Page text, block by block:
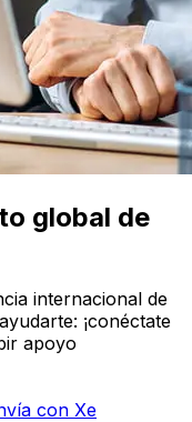
global de
internacional de
¡conéctate
apoyo
con Xe